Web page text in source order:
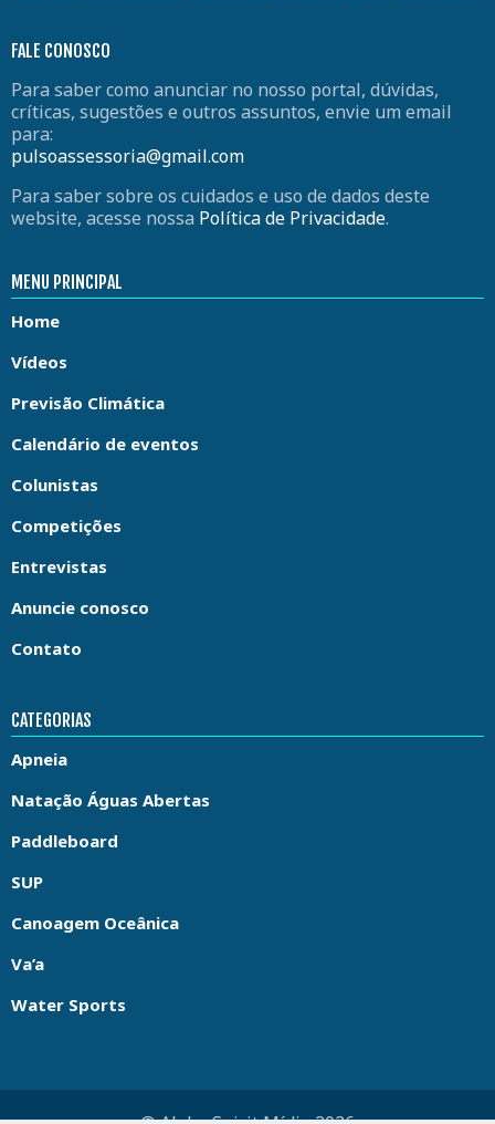
FALE CONOSCO
Para saber como anunciar no nosso portal, dúvidas,
críticas, sugestões e outros assuntos, envie um email
para:
pulsoassessoria@gmail.com
Para saber sobre os cuidados e uso de dados deste
website, acesse nossa Política de Privacidade.
MENU PRINCIPAL
Home
Vídeos
Previsão Climática
Calendário de eventos
Colunistas
Competições
Entrevistas
Anuncie conosco
Contato
CATEGORIAS
Apneia
Natação Águas Abertas
Paddleboard
SUP
Canoagem Oceânica
Va’a
Water Sports